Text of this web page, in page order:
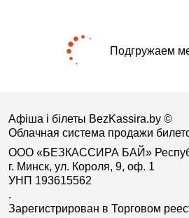
Подгружаем
Афіша і білеты BezKassira.by ©
Облачная система продажи
ООО «БЕЗКАССИРА БАЙ»
г. Минск, ул. Короля, 9, оф. 1
УНП 193615562
.
Зарегистрирован в Торговом